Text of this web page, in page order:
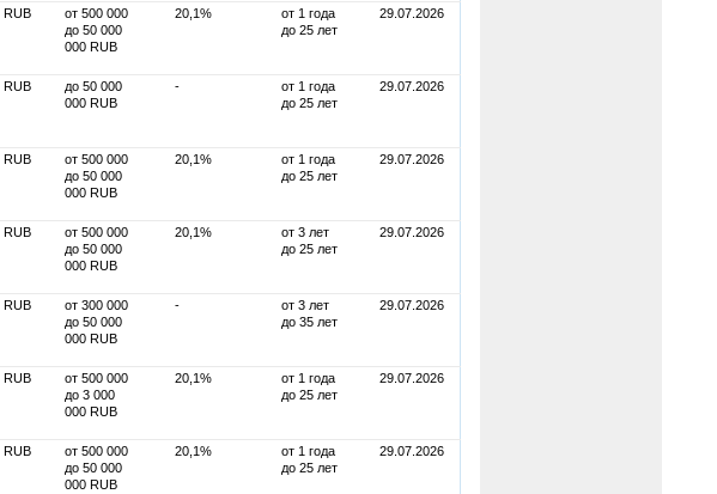
RUB
от 500 000
до 50 000
000 RUB
20,1%
от 1 года
до 25 лет
29.07.2026
RUB
до 50 000
000 RUB
-
от 1 года
до 25 лет
29.07.2026
RUB
от 500 000
до 50 000
000 RUB
20,1%
от 1 года
до 25 лет
29.07.2026
RUB
от 500 000
до 50 000
000 RUB
20,1%
от 3 лет
до 25 лет
29.07.2026
RUB
от 300 000
до 50 000
000 RUB
-
от 3 лет
до 35 лет
29.07.2026
RUB
от 500 000
до 3 000
000 RUB
20,1%
от 1 года
до 25 лет
29.07.2026
RUB
от 500 000
до 50 000
000 RUB
20,1%
от 1 года
до 25 лет
29.07.2026